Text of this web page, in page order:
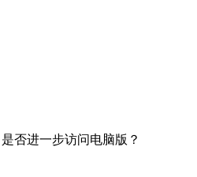
否进一步访问电脑版？